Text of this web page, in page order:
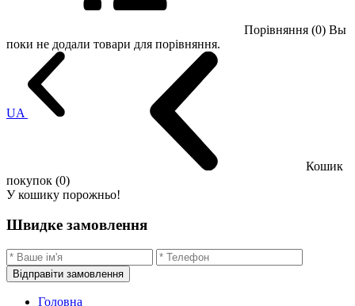
Порівняння (0) Вы
поки не додали товари для порівняння.
UA
Кошик
покупок (0)
У кошику порожньо!
Швидке замовлення
Відправіти замовлення
Головна